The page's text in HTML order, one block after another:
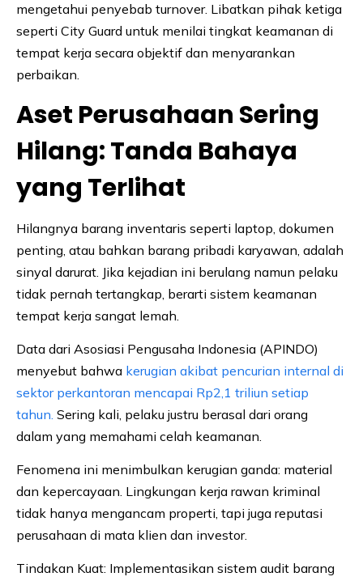
mengetahui penyebab turnover. Libatkan pihak ketiga
seperti City Guard untuk menilai tingkat keamanan di
tempat kerja secara objektif dan menyarankan
perbaikan.
Aset Perusahaan Sering
Hilang: Tanda Bahaya
yang Terlihat
Hilangnya barang inventaris seperti laptop, dokumen
penting, atau bahkan barang pribadi karyawan, adalah
sinyal darurat. Jika kejadian ini berulang namun pelaku
tidak pernah tertangkap, berarti sistem keamanan
tempat kerja sangat lemah.
Data dari Asosiasi Pengusaha Indonesia (APINDO)
menyebut bahwa kerugian akibat pencurian internal di
sektor perkantoran mencapai Rp2,1 triliun setiap
tahun. Sering kali, pelaku justru berasal dari orang
dalam yang memahami celah keamanan.
Fenomena ini menimbulkan kerugian ganda: material
dan kepercayaan. Lingkungan kerja rawan kriminal
tidak hanya mengancam properti, tapi juga reputasi
perusahaan di mata klien dan investor.
Tindakan Kuat: Implementasikan sistem audit barang